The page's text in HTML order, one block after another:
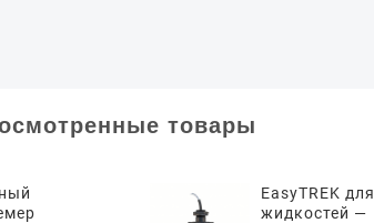
товары
EasyTREK для
жидкостей —